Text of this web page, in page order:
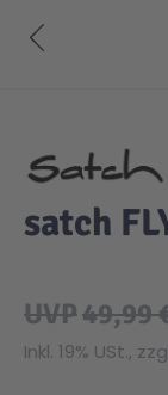
satch
UVP49,99
Inkl. 19% USt.,